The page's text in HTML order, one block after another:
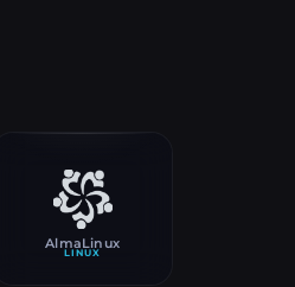
AlmaLinux
LINUX